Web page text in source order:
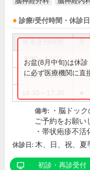
診療/受付時間・休診日
8:30～12:30 ●
8:30～14:30
お盆(8月中旬)は休
に必ず医療機関に直
備考:
・脳ドッ
ご予約をお願い
・帯状疱疹不
休診日: 木、日、祝、夏
初診・再診受付